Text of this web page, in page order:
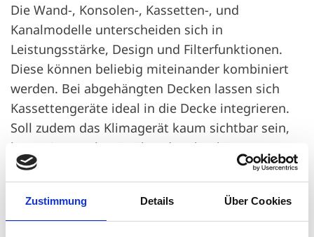
Zustimmung Details Über Cookies
Die Wand-, Konsolen-, Kassetten-, und
Kanalmodelle unterscheiden sich in
Leistungsstärke, Design und Filterfunktionen.
Diese können beliebig miteinander kombiniert
werden. Bei abgehängten Decken lassen sich
Kassettengeräte ideal in die Decke integrieren.
Soll zudem das Klimagerät kaum sichtbar sein,
kann ein Kanalgerät über der abgehängten
Decke eingebaut werden. Für Installationen im
Nachhinein empfehlen sich Konsolen- oder
Wandmodelle.